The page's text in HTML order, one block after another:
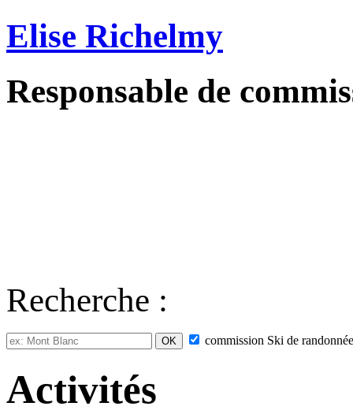
Elise Richelmy
Responsable de
Recherche :
commission Ski de randonnée
Activités